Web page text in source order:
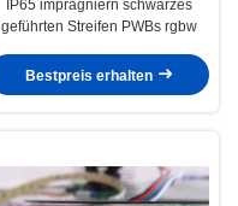
IP65 imprägniern schwarzes
geführten Streifen PWBs rgbw
Bestpreis erhalten